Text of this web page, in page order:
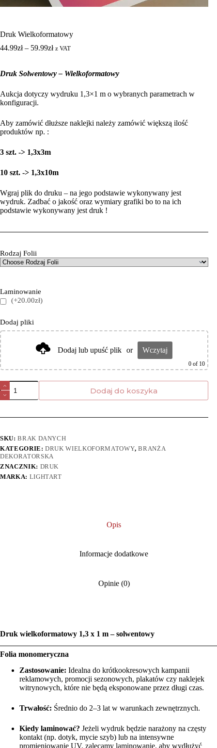
Druk Wielkoformatowy
44.99zł – 59.99zł z VAT
Druk Solwentowy – Wielkoformatowy
Aukcja dotyczy wydruku 1,3×1 m o wybranych parametrach w
konfiguracji.
Aby zamówić dłuższe naklejki należy zamówić większą ilość
produktów np. :
3 szt. -> 1,3x3m
10 szt. -> 1,3x10m
Wgraj plik do druku – na jego podstawie wykonywany jest
wydruk. Zadbać o jakość oraz wymiary grafiki bo to na ich
podstawie wykonywany jest druk !
Rodzaj Folii
Laminowanie
(+20.00zł)
Dodaj pliki
Dodaj lub upuść plik or Wczytaj
0 of 10
Dodaj do koszyka
SKU:BRAK DANYCH
KATEGORIE:DRUK WIELKOFORMATOWY,BRANŻA
DEKORATORSKA
ZNACZNIK: DRUK
MARKA: LIGHTART
Opis
Informacje dodatkowe
Opinie (0)
Druk wielkoformatowy 1,3 x 1 m – solwentowy
Folia monomeryczna
Zastosowanie: Idealna do krótkookresowych kampanii
reklamowych, promocji sezonowych, plakatów czy naklejek
witrynowych, które nie będą eksponowane przez długi czas.
Trwałość: Średnio do 2–3 lat w warunkach zewnętrznych.
Kiedy laminować? Jeżeli wydruk będzie narażony na częsty
kontakt (np. dotyk, mycie szyb) lub na intensywne
promieniowanie UV, zalecamy laminowanie, aby wydłużyć